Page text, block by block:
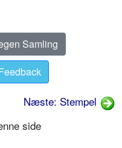
Samling
Næste: Stempel
side